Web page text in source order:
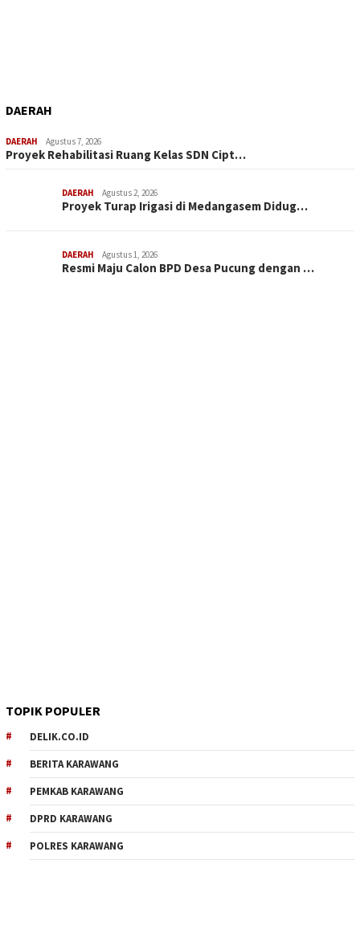
DAERAH
DAERAH Agustus 7, 2026
Proyek Rehabilitasi Ruang Kelas SDN Cipt…
DAERAH Agustus 2, 2026
Proyek Turap Irigasi di Medangasem Didug…
DAERAH Agustus 1, 2026
Resmi Maju Calon BPD Desa Pucung dengan …
TOPIK POPULER
DELIK.CO.ID
BERITA KARAWANG
PEMKAB KARAWANG
DPRD KARAWANG
POLRES KARAWANG